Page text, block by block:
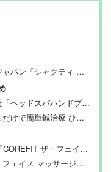
ィ プレミアムマット Light」
ンドプロ 遠赤ダブルライン」
単鍼治療 ひ鍼 家庭用」
ザ・フェイスポインター」
イス マッサージ棒」